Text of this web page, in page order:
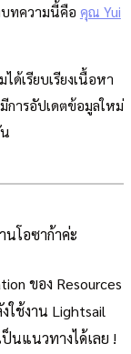
บทความนี้คือ คุณ Yui
เรียบเรียงเนื้อหา
การอัปเดตข้อมูลใหม่
นโอซาก้าค่ะ
ของ Resources
ใช้งาน Lightsail
นแนวทางได้เลย !